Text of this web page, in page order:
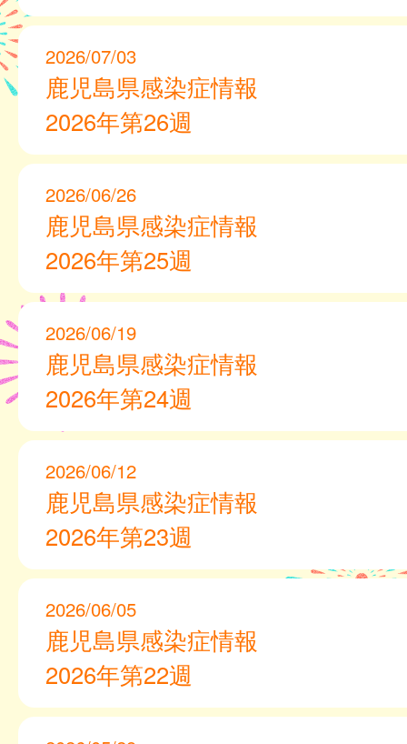
2026/07/03
鹿児島県感染症情報
2026年第26週
2026/06/26
鹿児島県感染症情報
2026年第25週
2026/06/19
鹿児島県感染症情報
2026年第24週
2026/06/12
鹿児島県感染症情報
2026年第23週
2026/06/05
鹿児島県感染症情報
2026年第22週